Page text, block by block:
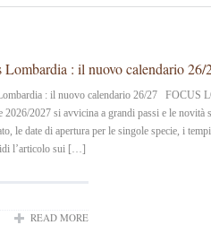
Lombardia : il nuovo calendario 26/
: il nuovo calendario 26/27 FOCUS
2026/2027 si avvicina a grandi passi e le
le date di apertura per le singole specie, i
l’articolo sui […]
READ MORE